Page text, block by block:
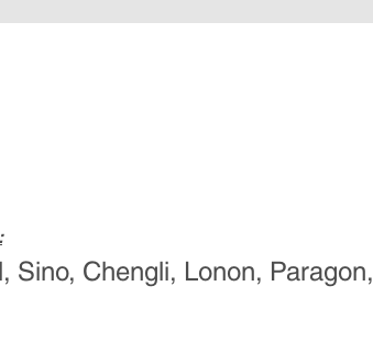
Sino, Chengli, Lonon, Paragon,